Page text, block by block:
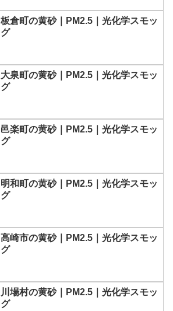
板倉町の黄砂｜PM2.5｜光化学スモッ
グ
大泉町の黄砂｜PM2.5｜光化学スモッ
グ
邑楽町の黄砂｜PM2.5｜光化学スモッ
グ
明和町の黄砂｜PM2.5｜光化学スモッ
グ
高崎市の黄砂｜PM2.5｜光化学スモッ
グ
川場村の黄砂｜PM2.5｜光化学スモッ
グ